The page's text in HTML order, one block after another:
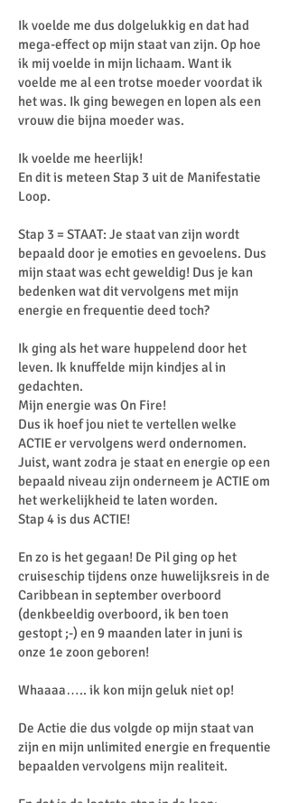
Ik voelde me dus dolgelukkig en dat had
mega-effect op mijn staat van zijn. Op hoe
ik mij voelde in mijn lichaam. Want ik
voelde me al een trotse moeder voordat ik
het was. Ik ging bewegen en lopen als een
vrouw die bijna moeder was.
Ik voelde me heerlijk!
En dit is meteen Stap 3 uit de Manifestatie
Loop.
Stap 3 = STAAT: Je staat van zijn wordt
bepaald door je emoties en gevoelens. Dus
mijn staat was echt geweldig! Dus je kan
bedenken wat dit vervolgens met mijn
energie en frequentie deed toch?
Ik ging als het ware huppelend door het
leven. Ik knuffelde mijn kindjes al in
gedachten.
Mijn energie was On Fire!
Dus ik hoef jou niet te vertellen welke
ACTIE er vervolgens werd ondernomen.
Juist, want zodra je staat en energie op een
bepaald niveau zijn onderneem je ACTIE om
het werkelijkheid te laten worden.
Stap 4 is dus ACTIE!
En zo is het gegaan! De Pil ging op het
cruiseschip tijdens onze huwelijksreis in de
Caribbean in september overboord
(denkbeeldig overboord, ik ben toen
gestopt ;-) en 9 maanden later in juni is
onze 1e zoon geboren!
Whaaaa….. ik kon mijn geluk niet op!
De Actie die dus volgde op mijn staat van
zijn en mijn unlimited energie en frequentie
bepaalden vervolgens mijn realiteit.